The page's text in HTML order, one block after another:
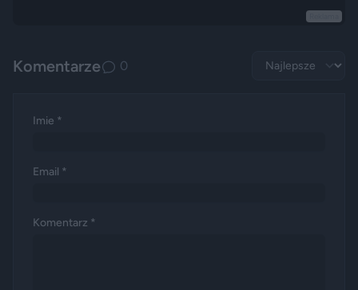
Komentarze 0
Imie *
Email *
Komentarz *